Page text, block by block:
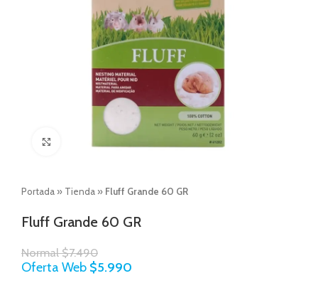
Portada » Tienda » Fluff Grande 60 GR
Fluff Grande 60 GR
Normal$7.490
Oferta Web $5.990